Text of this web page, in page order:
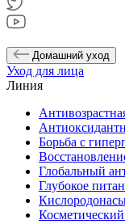
Домашний уход
Уход для лица
Линия
Борьба с
Глобальный
Глубокое